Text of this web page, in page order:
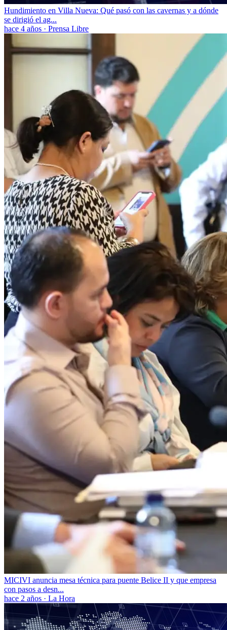
Hundimiento en Villa Nueva: Qué pasó con las cavernas y a dónde
se dirigió el ag...
hace 4 años · Prensa Libre
MICIVI anuncia mesa técnica para puente Belice II y que empresa
con pasos a desn...
hace 2 años · La Hora